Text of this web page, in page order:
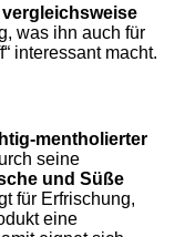
vergleichsweise
was ihn auch für
interessant macht.
mentholierter
seine
und Süße
für Erfrischung,
eine